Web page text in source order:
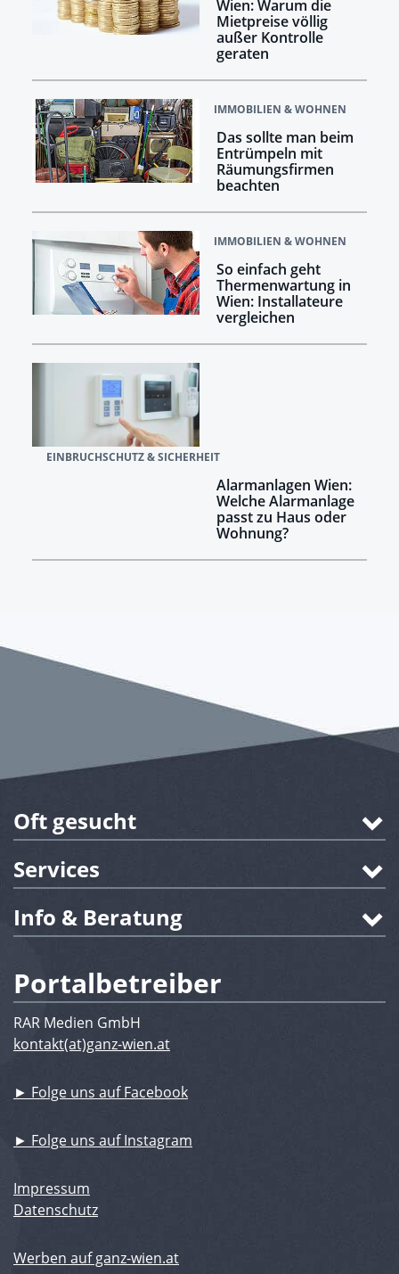
Wien: Warum die
Mietpreise völlig
außer Kontrolle
geraten
IMMOBILIEN & WOHNEN
Das sollte man beim
Entrümpeln mit
Räumungsfirmen
beachten
IMMOBILIEN & WOHNEN
So einfach geht
Thermenwartung in
Wien: Installateure
vergleichen
EINBRUCHSCHUTZ & SICHERHEIT
Alarmanlagen Wien:
Welche Alarmanlage
passt zu Haus oder
Wohnung?
Oft gesucht
Services
Info & Beratung
Portalbetreiber
RAR Medien GmbH
kontakt(at)ganz-wien.at
► Folge uns auf Facebook
► Folge uns auf Instagram
Impressum
Datenschutz
Werben auf ganz-wien.at